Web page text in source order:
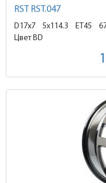
RST RST.047
D17x7 5x114.3 ET45
Цвет BD